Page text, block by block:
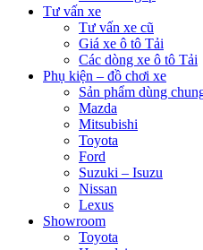
Tư vấn xe
Tư vấn xe cũ
Giá xe ô tô Tải
Các dòng xe ô tô Tải
Phụ kiện – đồ chơi xe
Sản phẩm dùng
Mazda
Mitsubishi
Toyota
Ford
Suzuki – Isuzu
Nissan
Lexus
Showroom
Toyota